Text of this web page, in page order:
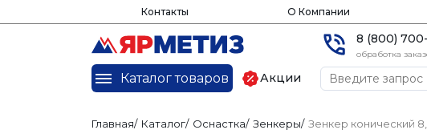
Контакты О Компании
8 (800)
обработка
Каталог товаров Акции
Главная/ Каталог/ Оснастка/ Зенкеры/ Зенкер конический